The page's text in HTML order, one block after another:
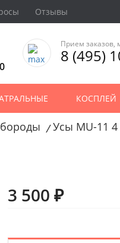
Отзывы
Прием заказов,
8 (495)
КОСПЛЕЙ
/ Усы MU-11 4
3 500 ₽